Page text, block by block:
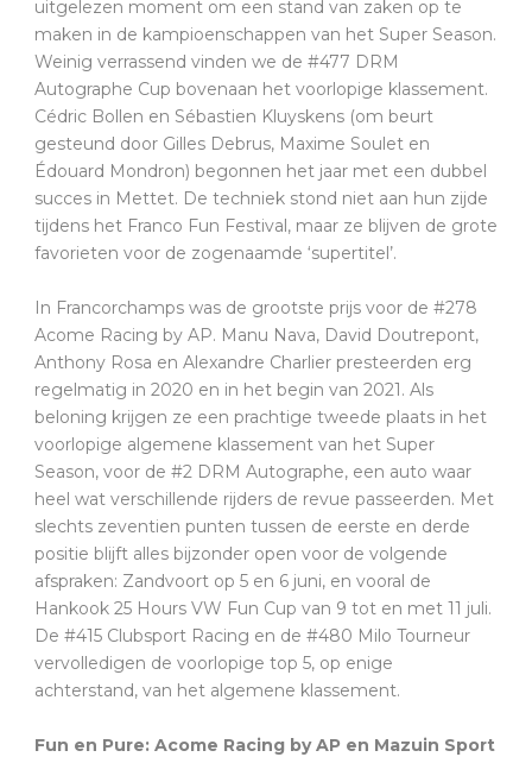
uitgelezen moment om een stand van zaken op te
maken in de kampioenschappen van het Super Season.
Weinig verrassend vinden we de #477 DRM
Autographe Cup bovenaan het voorlopige klassement.
Cédric Bollen en Sébastien Kluyskens (om beurt
gesteund door Gilles Debrus, Maxime Soulet en
Édouard Mondron) begonnen het jaar met een dubbel
succes in Mettet. De techniek stond niet aan hun zijde
tijdens het Franco Fun Festival, maar ze blijven de grote
favorieten voor de zogenaamde ‘supertitel’.
In Francorchamps was de grootste prijs voor de #278
Acome Racing by AP. Manu Nava, David Doutrepont,
Anthony Rosa en Alexandre Charlier presteerden erg
regelmatig in 2020 en in het begin van 2021. Als
beloning krijgen ze een prachtige tweede plaats in het
voorlopige algemene klassement van het Super
Season, voor de #2 DRM Autographe, een auto waar
heel wat verschillende rijders de revue passeerden. Met
slechts zeventien punten tussen de eerste en derde
positie blijft alles bijzonder open voor de volgende
afspraken: Zandvoort op 5 en 6 juni, en vooral de
Hankook 25 Hours VW Fun Cup van 9 tot en met 11 juli.
De #415 Clubsport Racing en de #480 Milo Tourneur
vervolledigen de voorlopige top 5, op enige
achterstand, van het algemene klassement.
Fun en Pure: Acome Racing by AP en Mazuin Sport